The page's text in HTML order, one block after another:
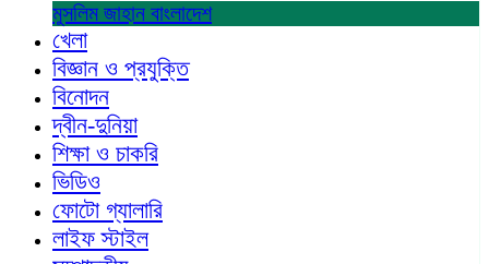
মুসলিম জাহান বাংলাদেশ
খেলা
বিজ্ঞান ও প্রযুক্তি
বিনোদন
দ্বীন-দুনিয়া
শিক্ষা ও চাকরি
ভিডিও
ফোটো গ্যালারি
লাইফ স্টাইল